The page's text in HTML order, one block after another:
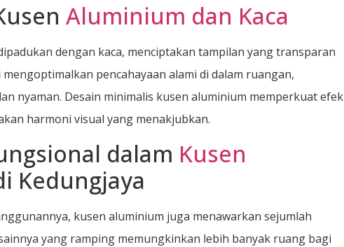
Aluminium dan Kaca
dengan kaca, menciptakan tampilan yang transparan
pencahayaan alami di dalam ruangan,
nyaman. Desain minimalis kusen aluminium memperkuat efek
harmoni visual yang menakjubkan.
dalam Kusen
Kedungjaya
kusen aluminium juga menawarkan sejumlah
yang ramping memungkinkan lebih banyak ruang bagi